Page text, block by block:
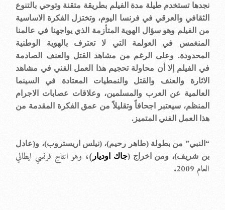
نجدها تستخدم طيلة مدة الفيلم بطريقة متقنة وتوحي بالتنوع
الثقافي والعرقي في فرنسا اليوم، وتختزل الفكرة الاساسية
من الفيلم وهو سؤال الهوية المتأزمة الذي يواجهنا في عالمنا
المنغمس في العولمة التي لا تعترف بالهوية الوطنية
المحدودة. وعلى الرغم من مشاهد القتل والعنف الصادمة
في الفيلم إلا أن محاولة تحجيم هذا العمل الفني في مشاهد
الاثارة والعنف والقتل والنمطيات المعتادة في السينما
العالمية عن العرب والمسلمين، وعلاقات عصابات الاجرام
المنظم، سيعتبر اجحافاً وتقليلاً من عمق الفكرة المقدمة من
هذا العمل الفني المتميز.
“النبي” من بطولة (طاهر رحيم)، (نيلس اريستروب)، و(عادل
بن شريف)، ومن اخراج (جاك اوديار )، وهو انتاج فرنسي ايطالي
العام 2009.